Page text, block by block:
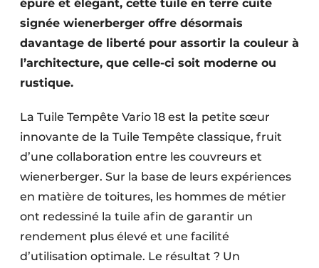
Fondations
Façades
Géotextiles
Protection solaire
Rénovation
Sécurité incendie
Software
Techniques ferroviaires
épuré et élégant, cette tuile en terre cuite
signée wienerberger offre désormais
davantage de liberté pour assortir la couleur à
l’architecture, que celle-ci soit moderne ou
rustique.
La Tuile Tempête Vario 18 est la petite sœur
innovante de la Tuile Tempête classique, fruit
d’une collaboration entre les couvreurs et
wienerberger. Sur la base de leurs expériences
en matière de toitures, les hommes de métier
ont redessiné la tuile afin de garantir un
rendement plus élevé et une facilité
d’utilisation optimale. Le résultat ? Un